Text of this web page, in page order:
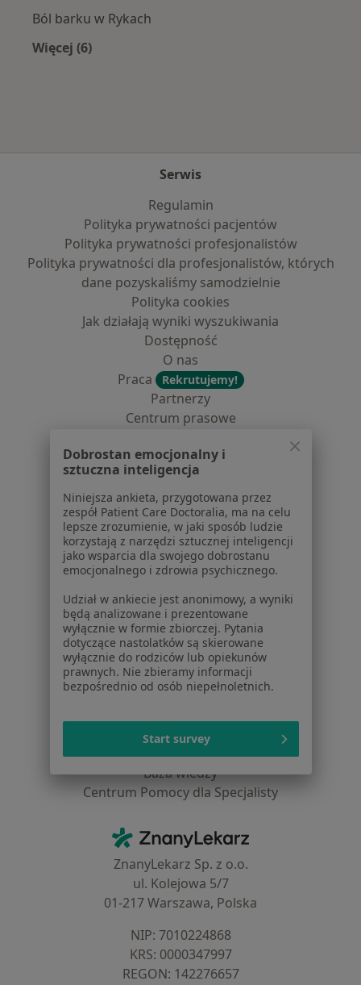
Ból barku w Rykach
Więcej (6)
Serwis
Regulamin
Polityka prywatności pacjentów
Polityka prywatności profesjonalistów
Polityka prywatności dla profesjonalistów, których
dane pozyskaliśmy samodzielnie
Polityka cookies
Jak działają wyniki wyszukiwania
Dostępność
O nas
Praca
Rekrutujemy!
Partnerzy
Centrum prasowe
Dla pacjentów
Lekarze
Placówki medyczne
Pytania i odpowiedzi
Usługi i zabiegi
Choroby
Pomoc
Aplikacje mobilne
Blog dla pacjentów
Dla profesjonalistów
Cennik
Dla placówek medycznych
Noa Notes nowość
Baza wiedzy
Centrum Pomocy dla Specjalisty
ZnanyLekarz - Strona główna
ZnanyLekarz Sp. z o.o.
ul. Kolejowa 5/7
01-217 Warszawa, Polska
NIP: ⁠7010224868
KRS: ⁠0000347997
REGON: ⁠142276657
Dobrostan emocjonalny i
sztuczna inteligencja
Niniejsza ankieta, przygotowana przez
zespół Patient Care Doctoralia, ma na celu
lepsze zrozumienie, w jaki sposób ludzie
korzystają z narzędzi sztucznej inteligencji
jako wsparcia dla swojego dobrostanu
emocjonalnego i zdrowia psychicznego.
Udział w ankiecie jest anonimowy, a wyniki
będą analizowane i prezentowane
wyłącznie w formie zbiorczej. Pytania
dotyczące nastolatków są skierowane
wyłącznie do rodziców lub opiekunów
prawnych. Nie zbieramy informacji
bezpośrednio od osób niepełnoletnich.
Start survey